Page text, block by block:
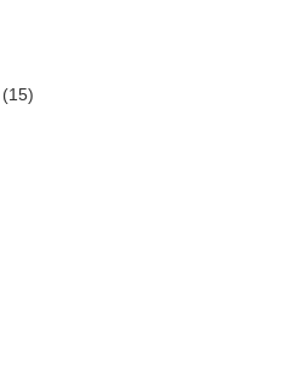
(15)